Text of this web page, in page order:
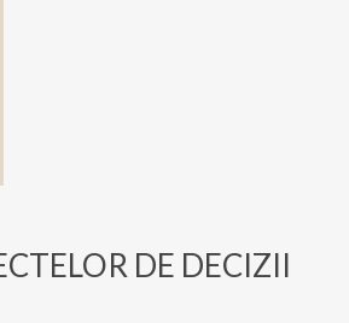
DE DECIZII